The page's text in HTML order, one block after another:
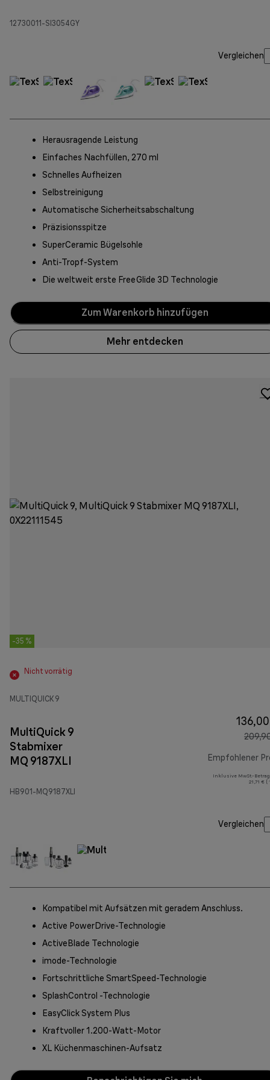
12730011-SI3054GY
Vergleichen
Herausragende Leistung
Einfaches Nachfüllen, 270 ml
Schnelles Aufheizen
Selbstreinigung
Automatische Sicherheitsabschaltung
Präzisionsspitze
SuperCeramic Bügelsohle
Anti-Tropf-System
Die weltweit erste FreeGlide 3D Technologie
Zum Warenkorb hinzufügen
Mehr entdecken
-35 %
Nicht vorrätig
MULTIQUICK 9
MultiQuick 9
Stabmixer
MQ 9187XLI
HB901-MQ9187XLI
Empfohlener
Inklusive MwSt.-
21,71 € (
Vergleichen
Kompatibel mit Aufsätzen mit geradem Anschluss.
Active PowerDrive-Technologie
ActiveBlade Technologie
imode-Technologie
Fortschrittliche SmartSpeed-Technologie
SplashControl -Technologie
EasyClick System Plus
Kraftvoller 1.200-Watt-Motor
XL Küchenmaschinen-Aufsatz